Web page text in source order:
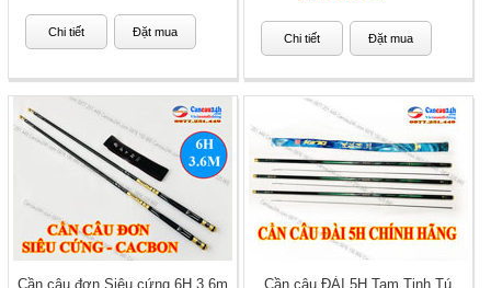
Chi tiết Đặt mua Chi tiết Đặt mua
Cần câu đơn Siêu cứng 6H 3.6m
Cần câu ĐÀI 5H Tam Tinh Tú